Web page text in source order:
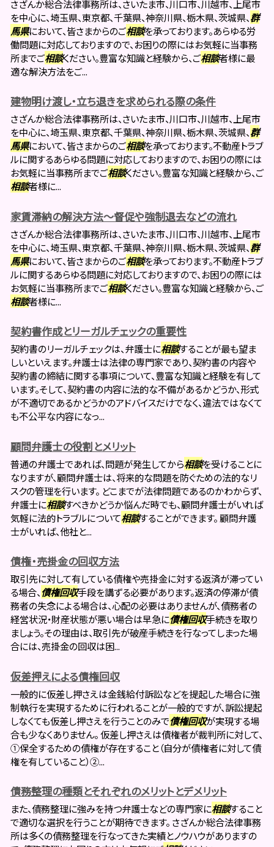
さざんか総合法律事務所は、さいたま市、川口市、川越市、上尾市
を中心に、埼玉県、東京都、千葉県、神奈川県、栃木県、茨城県、群
馬県において、皆さまからのご相談を承っております。あらゆる労
働問題に対応しておりますので、お困りの際にはお気軽に当事務
所までご相談ください。豊富な知識と経験から、ご相談者様に最
適な解決方法をご...
建物明け渡し・立ち退きを求められる際の条件
さざんか総合法律事務所は、さいたま市、川口市、川越市、上尾市
を中心に、埼玉県、東京都、千葉県、神奈川県、栃木県、茨城県、群
馬県において、皆さまからのご相談を承っております。不動産トラブ
ルに関するあらゆる問題に対応しておりますので、お困りの際には
お気軽に当事務所までご相談ください。豊富な知識と経験から、ご
相談者様に...
家賃滞納の解決方法～督促や強制退去などの流れ
さざんか総合法律事務所は、さいたま市、川口市、川越市、上尾市
を中心に、埼玉県、東京都、千葉県、神奈川県、栃木県、茨城県、群
馬県において、皆さまからのご相談を承っております。不動産トラブ
ルに関するあらゆる問題に対応しておりますので、お困りの際には
お気軽に当事務所までご相談ください。豊富な知識と経験から、ご
相談者様に...
契約書作成とリーガルチェックの重要性
契約書のリーガルチェックは、弁護士に相談することが最も望ま
しいといえます。弁護士は法律の専門家であり、契約書の内容や
契約書の締結に関する事項について、豊富な知識と経験を有して
います。そして、契約書の内容に法的な不備があるかどうか、形式
が不適切であるかどうかのアドバイスだけでなく、違法ではなくて
も不公平な内容になっ...
顧問弁護士の役割とメリット
普通の弁護士であれば、問題が発生してから相談を受けることに
なりますが、顧問弁護士は、将来的な問題を防ぐための法的なリ
スクの管理を行います。 どこまでが法律問題であるのかわからず、
弁護士に相談すべきかどうか悩んだ時でも、顧問弁護士がいれば
気軽に法的トラブルについて相談することができます。 顧問弁護
士がいれば、他社と...
債権・売掛金の回収方法
取引先に対して有している債権や売掛金に対する返済が滞ってい
る場合、 債権回収手段を講ずる必要があります。返済の停滞が債
務者の失念による場合は、心配の必要はありませんが、債務者の
経営状況・財産状態が悪い場合は早急に債権回収手続きを取り
ましょう。その理由は、取引先が破産手続きを行なってしまった場
合には、売掛金の回収は困...
仮差押えによる債権回収
一般的に仮差し押さえは金銭給付訴訟などを提起した場合に強
制執行を実現するために行われることが一般的ですが、訴訟提起
しなくても仮差し押さえを行うことのみで債権回収が実現する場
合も少なくありません。 仮差し押さえは債権者が裁判所に対して、
①保全するための債権が存在すること（自分が債権者に対して債
権を有していること）②...
債務整理の種類とそれぞれのメリットとデメリット
また、債務整理に強みを持つ弁護士などの専門家に相談すること
で適切な選択を行うことが期待できます。 さざんか総合法律事務
所は多くの債務整理を行なってきた実績とノウハウがありますの